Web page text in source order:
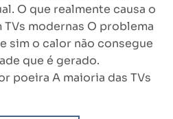
O que realmente causa o
modernas O problema
e sim o calor não consegue
que é gerado.
poeira A maioria das TVs